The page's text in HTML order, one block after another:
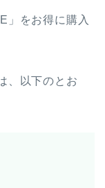
」をお得に購入
、以下のとお